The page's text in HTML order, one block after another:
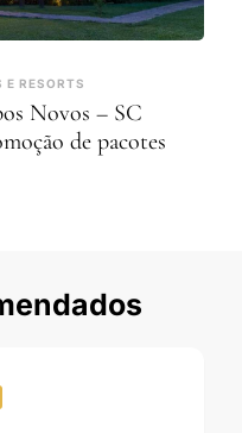
E RESORTS
Novos – SC
de pacotes